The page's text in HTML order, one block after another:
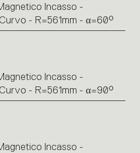
Incasso -
- R=561mm - α=60°
Incasso -
- R=561mm - α=90°
Incasso -